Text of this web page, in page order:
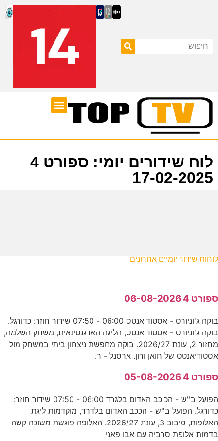
לוח שידורים יומי: ספורט 4
17-02-2025
לוחות שידור יומיים אחרונים
ספורט 4 06-08-2026
בוקה ג'וניורס - אסטודיאנטס 06:00 - 07:50 שידור חוזר: כדורגל.
בוקה ג'וניורס - אסטודיאנטס, הליגה הארגנטינאית, משחק השלמה,
מחזור 2, עונת 2026/27. בוקה מחפשת ניצחון ביתי במשחק מול
אסטודיאנטס של חואן ורון. ארסנל - ר.
ספורט 4 05-08-2026
הפועל ב''ש - הכוכב האדום בלגרד 06:00 - 07:50 שידור חוזר:
כדורגל. הפועל ב''ש - הככב האדום בלדרד, מוקדמות ליגת
האלופות, סיבוב 3, עונת 2026/27. האלופה פוגשת משוכה קשה
בדמות אלופת סרביה עם אבו פאני